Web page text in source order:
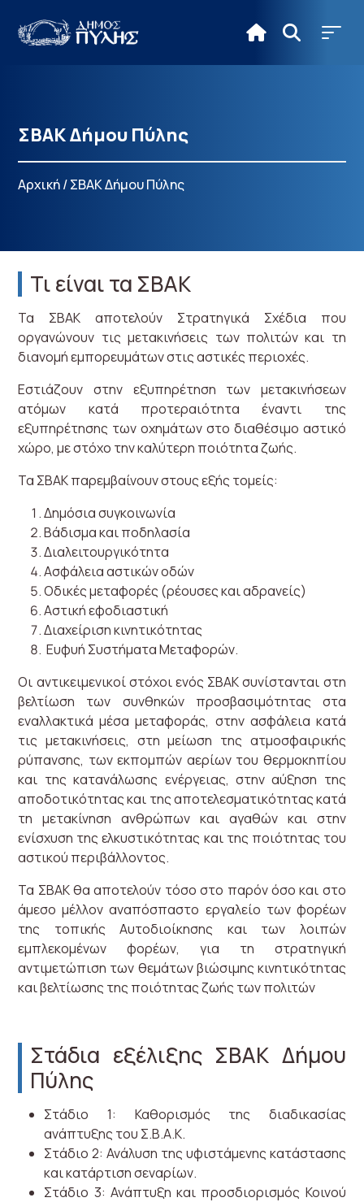
ΣΒΑΚ Δήμου Πύλης
Αρχική/ΣΒΑΚ Δήμου Πύλης
Τι είναι τα ΣΒΑΚ
Τα ΣΒΑΚ αποτελούν Στρατηγικά Σχέδια που
οργανώνουν τις μετακινήσεις των πολιτών και τη
διανομή εμπορευμάτων στις αστικές περιοχές.
Εστιάζουν στην εξυπηρέτηση των μετακινήσεων
ατόμων κατά προτεραιότητα έναντι της
εξυπηρέτησης των οχημάτων στο διαθέσιμο αστικό
χώρο, με στόχο την καλύτερη ποιότητα ζωής.
Τα ΣΒΑΚ παρεμβαίνουν στους εξής τομείς:
Δημόσια συγκοινωνία
Βάδισμα και ποδηλασία
Διαλειτουργικότητα
Ασφάλεια αστικών οδών
Οδικές μεταφορές (ρέουσες και αδρανείς)
Αστική εφοδιαστική
Διαχείριση κινητικότητας
Ευφυή Συστήματα Μεταφορών.
Οι αντικειμενικοί στόχοι ενός ΣΒΑΚ συνίστανται στη
βελτίωση των συνθηκών προσβασιμότητας στα
εναλλακτικά μέσα μεταφοράς, στην ασφάλεια κατά
τις μετακινήσεις, στη μείωση της ατμοσφαιρικής
ρύπανσης, των εκπομπών αερίων του θερμοκηπίου
και της κατανάλωσης ενέργειας, στην αύξηση της
αποδοτικότητας και της αποτελεσματικότητας κατά
τη μετακίνηση ανθρώπων και αγαθών και στην
ενίσχυση της ελκυστικότητας και της ποιότητας του
αστικού περιβάλλοντος.
Τα ΣΒΑΚ θα αποτελούν τόσο στο παρόν όσο και στο
άμεσο μέλλον αναπόσπαστο εργαλείο των φορέων
της τοπικής Αυτοδιοίκησης και των λοιπών
εμπλεκομένων φορέων, για τη στρατηγική
αντιμετώπιση των θεμάτων βιώσιμης κινητικότητας
και βελτίωσης της ποιότητας ζωής των πολιτών
Στάδια εξέλιξης ΣΒΑΚ Δήμου
Πύλης
Στάδιο 1: Καθορισμός της διαδικασίας
ανάπτυξης του Σ.Β.Α.Κ.
Στάδιο 2: Ανάλυση της υφιστάμενης κατάστασης
και κατάρτιση σεναρίων.
Στάδιο 3: Ανάπτυξη και προσδιορισμός Κοινού